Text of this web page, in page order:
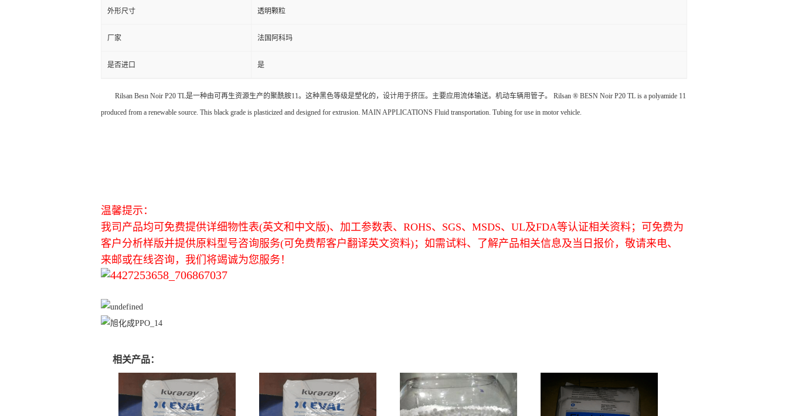
外形尺寸 透明颗粒
厂家 法国阿科玛
是否进口 是
Rilsan Besn Noir P20 TL是一种由可再生资源生产的聚酰胺11。这种黑色等级是塑化的，设计用于挤压。主要应用流体输送。机动车辆用管子。 Rilsan ® BESN Noir P20 TL is a polyamide 11
produced from a renewable source. This black grade is plasticized and designed for extrusion. MAIN APPLICATIONS Fluid transportation. Tubing for use in motor vehicle.
温馨提示：
我司产品均可免费提供详细物性表(英文和中文版)、加工参数表、ROHS、SGS、MSDS、UL及FDA等认证相关资料；可免费为
客户分析样版并提供原料型号咨询服务(可免费帮客户翻译英文资料)；如需试料、了解产品相关信息及当日报价，敬请来电、
来邮或在线咨询，我们将竭诚为您服务！
相关产品：